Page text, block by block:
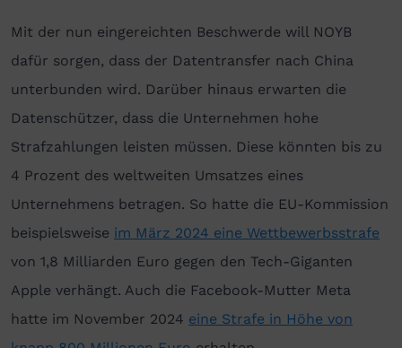
Mit der nun eingereichten Beschwerde will NOYB
dafür sorgen, dass der Datentransfer nach China
unterbunden wird. Darüber hinaus erwarten die
Datenschützer, dass die Unternehmen hohe
Strafzahlungen leisten müssen. Diese könnten bis zu
4 Prozent des weltweiten Umsatzes eines
Unternehmens betragen. So hatte die EU-Kommission
beispielsweise im März 2024 eine Wettbewerbsstrafe
von 1,8 Milliarden Euro gegen den Tech-Giganten
Apple verhängt. Auch die Facebook-Mutter Meta
hatte im November 2024 eine Strafe in Höhe von